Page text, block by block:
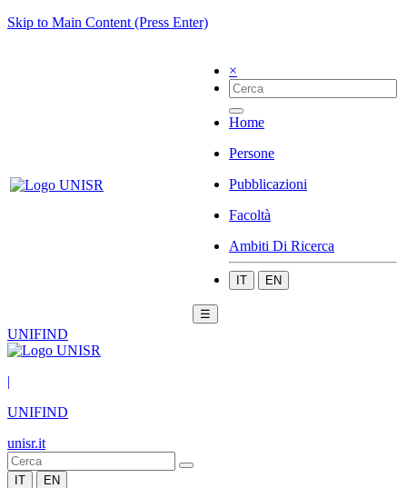
Skip to Main Content (Press Enter)
×
Home
Persone
Pubblicazioni
Facoltà
Ambiti Di Ricerca
IT EN
☰
UNIFIND
|
UNIFIND
unisr.it
IT EN